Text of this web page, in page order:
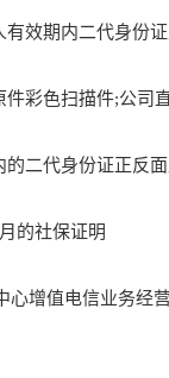
效期内二代身份证
彩色扫描件;公司
二代身份证正反面
的社保证明
增值电信业务经